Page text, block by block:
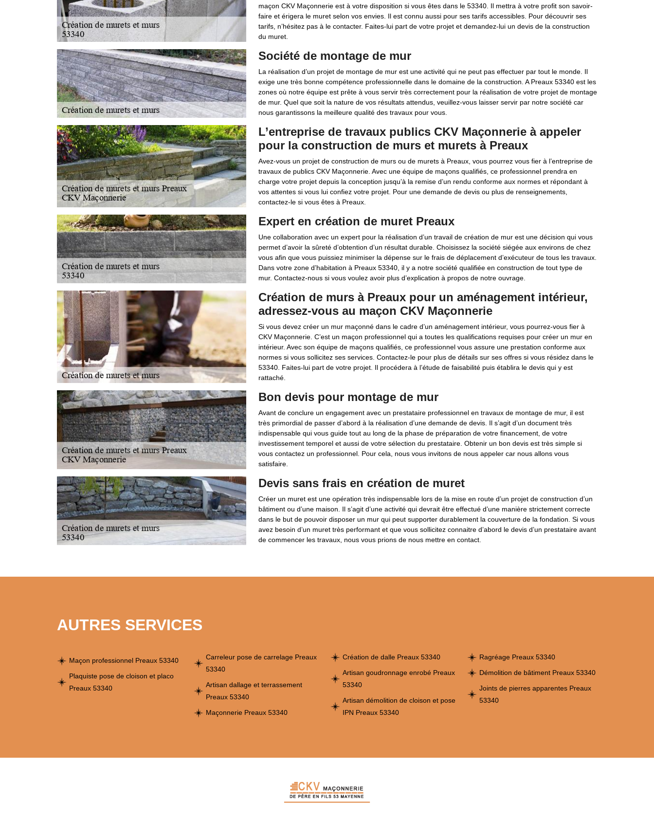
maçon CKV Maçonnerie est à votre disposition si vous êtes dans le 53340. Il mettra à votre profit son savoir-
faire et érigera le muret selon vos envies. Il est connu aussi pour ses tarifs accessibles. Pour découvrir ses
tarifs, n’hésitez pas à le contacter. Faites-lui part de votre projet et demandez-lui un devis de la construction
du muret.
Société de montage de mur
La réalisation d’un projet de montage de mur est une activité qui ne peut pas effectuer par tout le monde. Il
exige une très bonne compétence professionnelle dans le domaine de la construction. A Preaux 53340 est les
zones où notre équipe est prête à vous servir très correctement pour la réalisation de votre projet de montage
de mur. Quel que soit la nature de vos résultats attendus, veuillez-vous laisser servir par notre société car
nous garantissons la meilleure qualité des travaux pour vous.
L’entreprise de travaux publics CKV Maçonnerie à appeler
pour la construction de murs et murets à Preaux
Avez-vous un projet de construction de murs ou de murets à Preaux, vous pourrez vous fier à l’entreprise de
travaux de publics CKV Maçonnerie. Avec une équipe de maçons qualifiés, ce professionnel prendra en
charge votre projet depuis la conception jusqu’à la remise d’un rendu conforme aux normes et répondant à
vos attentes si vous lui confiez votre projet. Pour une demande de devis ou plus de renseignements,
contactez-le si vous êtes à Preaux.
Expert en création de muret Preaux
Une collaboration avec un expert pour la réalisation d’un travail de création de mur est une décision qui vous
permet d’avoir la sûreté d’obtention d’un résultat durable. Choisissez la société siégée aux environs de chez
vous afin que vous puissiez minimiser la dépense sur le frais de déplacement d’exécuteur de tous les travaux.
Dans votre zone d’habitation à Preaux 53340, il y a notre société qualifiée en construction de tout type de
mur. Contactez-nous si vous voulez avoir plus d’explication à propos de notre ouvrage.
Création de murs à Preaux pour un aménagement intérieur,
adressez-vous au maçon CKV Maçonnerie
Si vous devez créer un mur maçonné dans le cadre d’un aménagement intérieur, vous pourrez-vous fier à
CKV Maçonnerie. C’est un maçon professionnel qui a toutes les qualifications requises pour créer un mur en
intérieur. Avec son équipe de maçons qualifiés, ce professionnel vous assure une prestation conforme aux
normes si vous sollicitez ses services. Contactez-le pour plus de détails sur ses offres si vous résidez dans le
53340. Faites-lui part de votre projet. Il procédera à l’étude de faisabilité puis établira le devis qui y est
rattaché.
Bon devis pour montage de mur
Avant de conclure un engagement avec un prestataire professionnel en travaux de montage de mur, il est
très primordial de passer d’abord à la réalisation d’une demande de devis. Il s’agit d’un document très
indispensable qui vous guide tout au long de la phase de préparation de votre financement, de votre
investissement temporel et aussi de votre sélection du prestataire. Obtenir un bon devis est très simple si
vous contactez un professionnel. Pour cela, nous vous invitons de nous appeler car nous allons vous
satisfaire.
Devis sans frais en création de muret
Créer un muret est une opération très indispensable lors de la mise en route d’un projet de construction d’un
bâtiment ou d’une maison. Il s’agit d’une activité qui devrait être effectué d’une manière strictement correcte
dans le but de pouvoir disposer un mur qui peut supporter durablement la couverture de la fondation. Si vous
avez besoin d’un muret très performant et que vous sollicitez connaitre d’abord le devis d’un prestataire avant
de commencer les travaux, nous vous prions de nous mettre en contact.
AUTRES SERVICES
Maçon professionnel Preaux 53340
Plaquiste pose de cloison et placo
Preaux 53340
Carreleur pose de carrelage Preaux
53340
Artisan dallage et terrassement
Preaux 53340
Maçonnerie Preaux 53340
Création de dalle Preaux 53340
Artisan goudronnage enrobé Preaux
53340
Artisan démolition de cloison et pose
IPN Preaux 53340
Ragréage Preaux 53340
Démolition de bâtiment Preaux 53340
Joints de pierres apparentes Preaux
53340